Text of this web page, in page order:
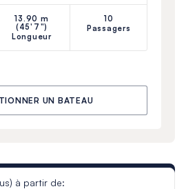
13.90 m
(45'7")
Longueur
10
Passagers
UN BATEAU
à partir de: